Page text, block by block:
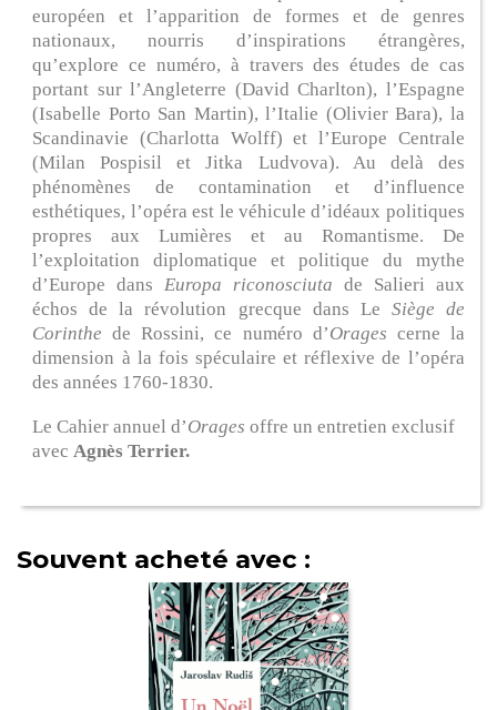
européen et l’apparition de formes et de genres
nationaux, nourris d’inspirations étrangères,
qu’explore ce numéro, à travers des études de cas
portant sur l’Angleterre (David Charlton), l’Espagne
(Isabelle Porto San Martin), l’Italie (Olivier Bara), la
Scandinavie (Charlotta Wolff) et l’Europe Centrale
(Milan Pospisil et Jitka Ludvova). Au delà des
phénomènes de contamination et d’influence
esthétiques, l’opéra est le véhicule d’idéaux politiques
propres aux Lumières et au Romantisme. De
l’exploitation diplomatique et politique du mythe
d’Europe dansEuropa riconosciuta de Salieri aux
échos de la révolution grecque dans Le Siège de
Corinthede Rossini, ce numéro d’Orages cerne la
dimension à la fois spéculaire et réflexive de l’opéra
des années 1760-1830.
Le Cahier annuel d’Oragesoffre un entretien exclusif
avecAgnès Terrier.
Souvent acheté avec :